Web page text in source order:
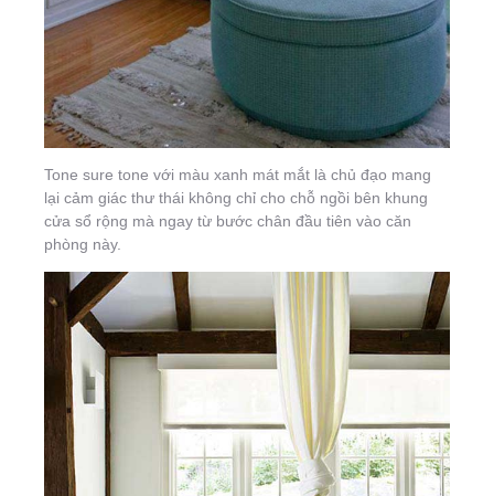
Tone sure tone với màu xanh mát mắt là chủ đạo mang
lại cảm giác thư thái không chỉ cho chỗ ngồi bên khung
cửa sổ rộng mà ngay từ bước chân đầu tiên vào căn
phòng này.